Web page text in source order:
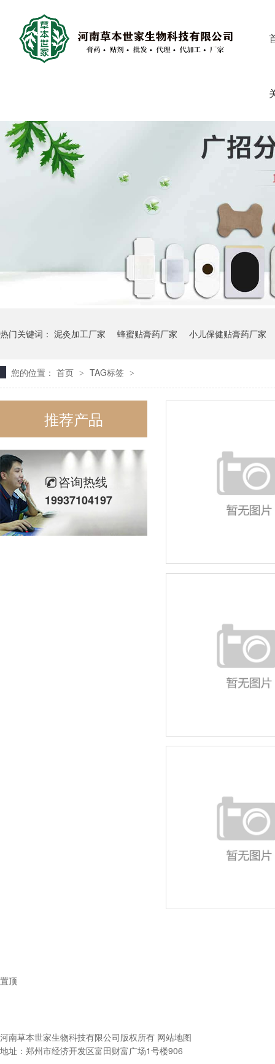
热门关键词： 泥灸加工厂家 蜂蜜贴膏药厂家 小儿保健贴膏药厂家
您的位置： 首页 > TAG标签 >
推荐产品
咨询热线
19937104197
置顶
河南草本世家生物科技有限公司版权所有 网站地图
地址：郑州市经济开发区富田财富广场1号楼906